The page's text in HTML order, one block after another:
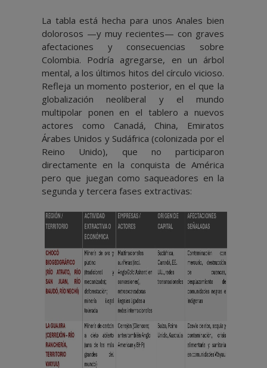
La tabla está hecha para unos Anales bien
dolorosos —y muy recientes— con graves
afectaciones y consecuencias sobre
Colombia. Podría agregarse, en un árbol
mental, a los últimos hitos del círculo vicioso.
Refleja un momento posterior, en el que la
globalización neoliberal y el mundo
multipolar ponen en el tablero a nuevos
actores como Canadá, China, Emiratos
Árabes Unidos y Sudáfrica (colonizada por el
Reino Unido), que no participaron
directamente en la conquista de América
pero que juegan como saqueadores en la
segunda y tercera fases extractivas: